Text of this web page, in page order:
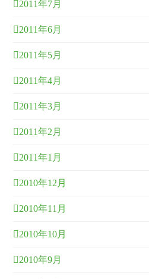
2011年7月
2011年6月
2011年5月
2011年4月
2011年3月
2011年2月
2011年1月
2010年12月
2010年11月
2010年10月
2010年9月